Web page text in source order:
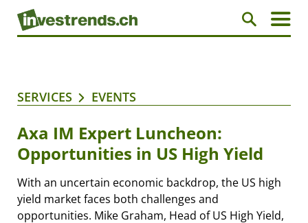
SERVICES EVENTS
Axa IM Expert Luncheon:
Opportunities in US High Yield
With an uncertain economic backdrop, the US high
yield market faces both challenges and
opportunities. Mike Graham, Head of US High Yield,